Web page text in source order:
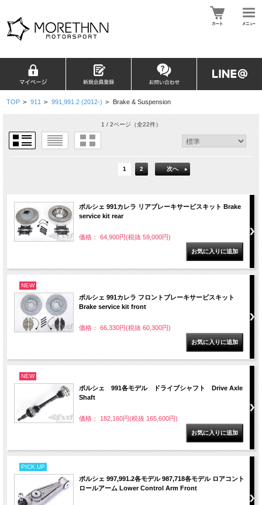
TOP > 911 > 991,991.2 (2012-) > Brake & Suspension
1 / 2ページ（全22件）
1 2 次へ
ポルシェ 991カレラ リアブレーキサービスキット Brake
service kit rear
価格： 64,900円(税抜 59,000円)
NEW
ポルシェ 991カレラ フロントブレーキサービスキット
Brake service kit front
価格： 66,330円(税抜 60,300円)
NEW
ポルシェ 991各モデル ドライブシャフト Drive Axle
Shaft
価格： 182,160円(税抜 165,600円)
PICK UP
ポルシェ 997,991.2各モデル 987,718各モデル ロアコント
ロールアーム Lower Control Arm Front